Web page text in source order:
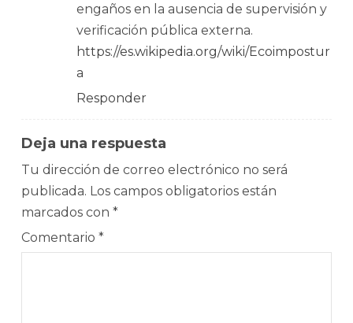
engaños en la ausencia de supervisión y
verificación pública externa.
https://es.wikipedia.org/wiki/Ecoimpostur
a
Responder
Deja una respuesta
Tu dirección de correo electrónico no será
publicada. Los campos obligatorios están
marcados con *
Comentario *